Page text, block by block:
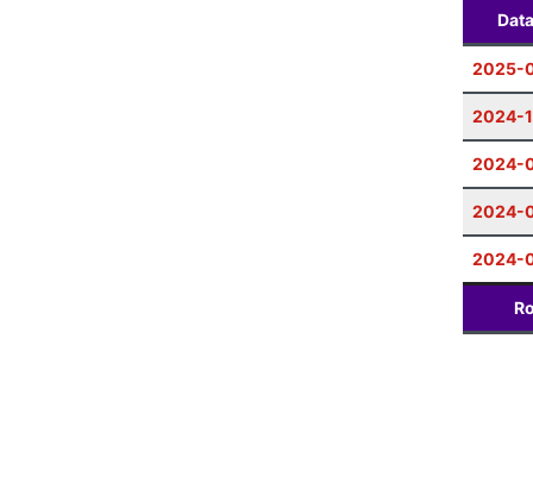
Data
2025-
2024-
2024-
2024-
2024-